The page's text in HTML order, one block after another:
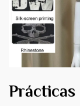
Prácticas